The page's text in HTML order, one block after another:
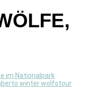
im Nationalpark